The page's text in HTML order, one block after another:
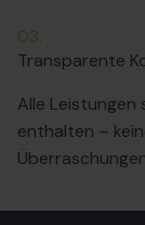
03.
Transparente
Alle Leistungen
enthalten –